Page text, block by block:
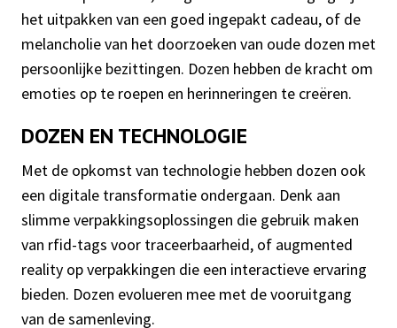
het uitpakken van een goed ingepakt cadeau, of de
melancholie van het doorzoeken van oude dozen met
persoonlijke bezittingen. Dozen hebben de kracht om
emoties op te roepen en herinneringen te creëren.
DOZEN EN TECHNOLOGIE
Met de opkomst van technologie hebben dozen ook
een digitale transformatie ondergaan. Denk aan
slimme verpakkingsoplossingen die gebruik maken
van rfid-tags voor traceerbaarheid, of augmented
reality op verpakkingen die een interactieve ervaring
bieden. Dozen evolueren mee met de vooruitgang
van de samenleving.